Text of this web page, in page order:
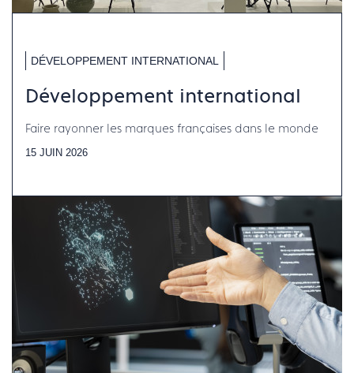
DÉVELOPPEMENT INTERNATIONAL
Développement international
Faire rayonner les marques françaises dans le monde
15 JUIN 2026